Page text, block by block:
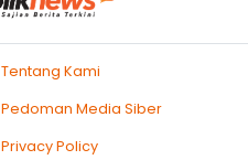
Tentang Kami
Pedoman Media Siber
Privacy Policy